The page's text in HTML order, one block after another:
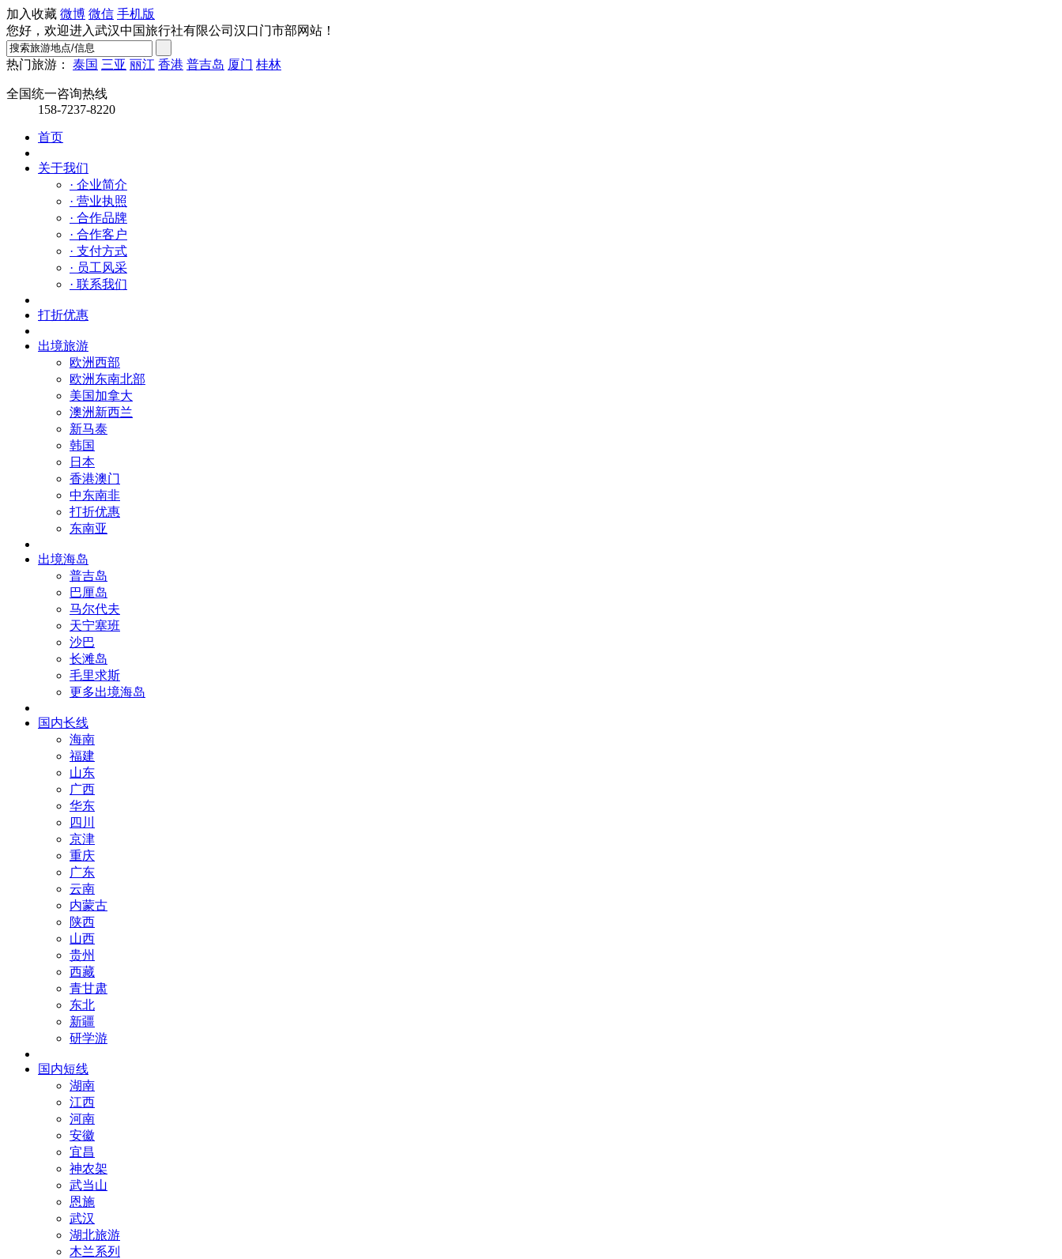
加入收藏 微博 微信 手机版
您好，欢迎进入武汉中国旅行社有限公司汉口门市部网站！
热门旅游： 泰国 三亚 丽江 香港 普吉岛 厦门 桂林
全国统一咨询热线
158-7237-8220
首页
关于我们
· 企业简介
· 营业执照
· 合作品牌
· 合作客户
· 支付方式
· 员工风采
· 联系我们
打折优惠
出境旅游
欧洲西部
欧洲东南北部
美国加拿大
澳洲新西兰
新马泰
韩国
日本
香港澳门
中东南非
打折优惠
东南亚
出境海岛
普吉岛
巴厘岛
马尔代夫
天宁塞班
沙巴
长滩岛
毛里求斯
更多出境海岛
国内长线
海南
福建
山东
广西
华东
四川
京津
重庆
广东
云南
内蒙古
陕西
山西
贵州
西藏
青甘肃
东北
新疆
研学游
国内短线
湖南
江西
河南
安徽
宜昌
神农架
武当山
恩施
武汉
湖北旅游
木兰系列